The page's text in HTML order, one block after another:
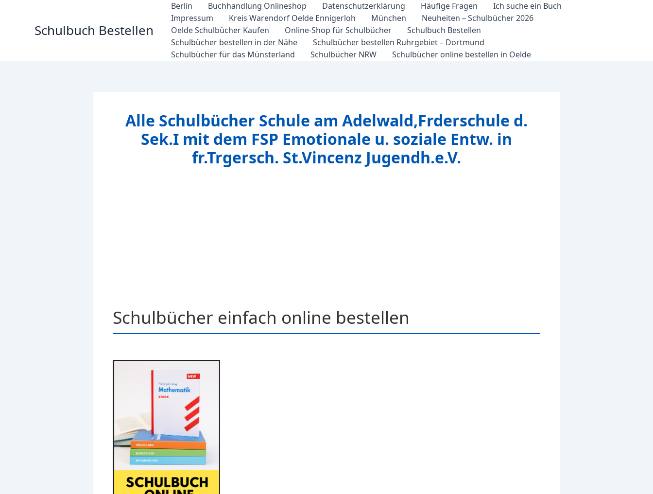
Schulbuch Bestellen
Berlin Buchhandlung Onlineshop Datenschutzerklärung Häufige Fragen
Ich suche ein Buch
Impressum
Kreis Warendorf Oelde Ennigerloh München
Neuheiten – Schulbücher 2026
Oelde Schulbücher Kaufen
Online-Shop für Schulbücher
Schulbuch Bestellen
Schulbücher bestellen in der Nähe
Schulbücher bestellen Ruhrgebiet – Dortmund
Schulbücher für das Münsterland
Schulbücher NRW Schulbücher online bestellen in Oelde
Alle Schulbücher Schule am Adelwald,Frderschule d.
Sek.I mit dem FSP Emotionale u. soziale Entw. in
fr.Trgersch. St.Vincenz Jugendh.e.V.
Schulbücher einfach online bestellen